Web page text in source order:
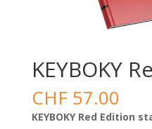
KEYBOKY
CHF57.00
KEYBOKY Red Edition